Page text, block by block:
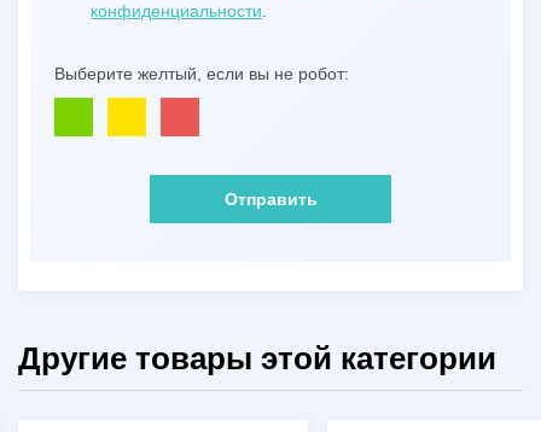
конфиденциальности
Выберите желтый, если вы не робот:
Отправить
Другие товары этой категории